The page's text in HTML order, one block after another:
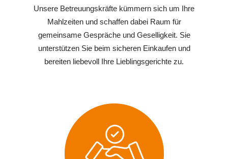
Unsere Betreuungskräfte kümmern sich um Ihre
Mahlzeiten und schaffen dabei Raum für
gemeinsame Gespräche und Geselligkeit. Sie
unterstützen Sie beim sicheren Einkaufen und
bereiten liebevoll Ihre Lieblingsgerichte zu.